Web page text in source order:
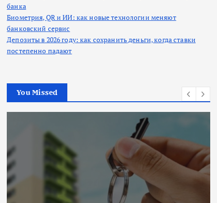
банка
Биометрия, QR и ИИ: как новые технологии меняют
банковский сервис
Депозиты в 2026 году: как сохранить деньги, когда ставки
постепенно падают
You Missed